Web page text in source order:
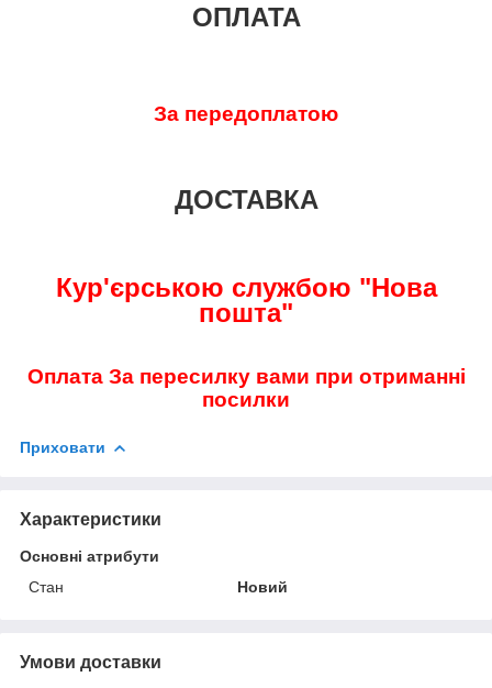
ОПЛАТА
За передоплатою
ДОСТАВКА
Кур'єрською службою "Нова
пошта"
Оплата За пересилку вами при отриманні
посилки
Приховати
Характеристики
Основні атрибути
Стан
Новий
Умови доставки